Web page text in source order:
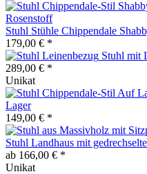
Stuhl Stühle Chippendale
179,00 € *
Stuhl mit
289,00 € *
Unikat
Lager
149,00 € *
Stuhl Landhaus mit
ab 166,00 € *
Unikat